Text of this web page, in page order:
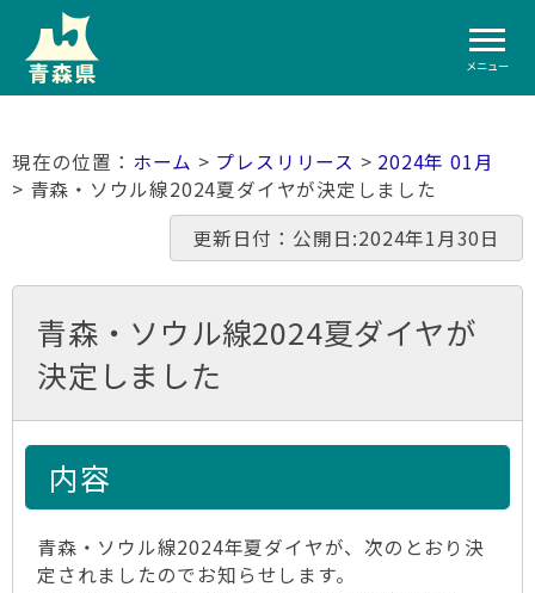
メニュー
ホーム > プレスリリース > 2024年 01月
> 青森・ソウル線2024夏ダイヤが決定しました
更新日付：公開日:2024年1月30日
青森・ソウル線2024夏ダイヤが
決定しました
内容
青森・ソウル線2024年夏ダイヤが、次のとおり決
定されましたのでお知らせします。